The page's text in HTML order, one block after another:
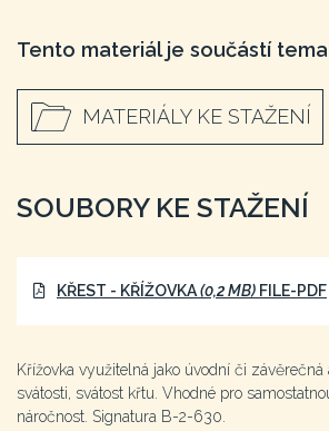
Tento materiál je součástí
MATERIÁLY KE STAŽENÍ
SOUBORY KE STAŽENÍ
KŘEST - KŘÍŽOVKA(0,2 MB) FILE-PDF
Křížovka využitelná jako úvodní či závěrečná
svátosti, svátost křtu. Vhodné pro
náročnost. Signatura B-2-630.